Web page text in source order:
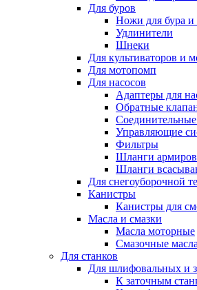
Для буров
Ножи для бура и
Удлинители
Шнеки
Для культиваторов и
Для мотопомп
Для насосов
Адаптеры для
Обратные
Управляющие
Фильтры
Шланги
Шланги
Для снегоуборочной
Канистры
Канистры для
Масла и смазки
Масла моторные
Смазочные
Для станков
Для шлифовальных и
К заточным